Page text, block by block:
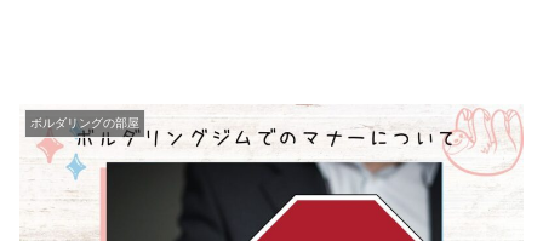
ボルダリングの部屋